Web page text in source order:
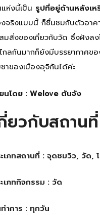
ห่งนี้เป็น รูปที่อยู่ด้านหลังเ
จริงแบบนี้ ก็ชื่นชมกับตัวอาค
มสิ่งของเกี่ยวกับวัด ซึ่งฝังล
กลกันมากก็ยังมีบรรยากาศข
าของเมืองอุจิกันได้ค่ะ
นโดย : Welove ตันจัง
ยวกับสถานที่
เภทสถานที่ : จุดชมวิว, วัด,
เภทกิจกรรม : วัด
ำการ : ทุกวัน